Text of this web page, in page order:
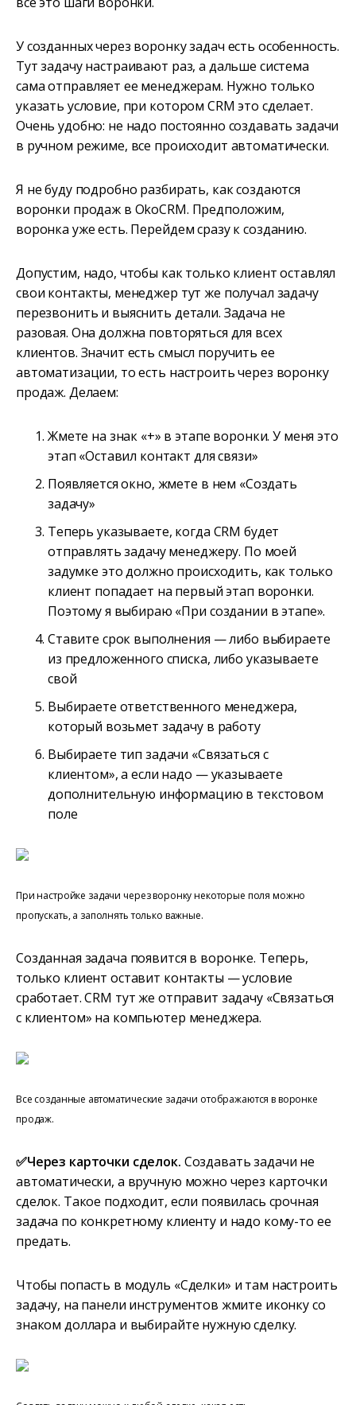
У созданных через воронку задач есть особенность.
Тут задачу настраивают раз, а дальше система
сама отправляет ее менеджерам. Нужно только
указать условие, при котором CRM это сделает.
Очень удобно: не надо постоянно создавать задачи
в ручном режиме, все происходит автоматически.
Я не буду подробно разбирать, как создаются
воронки продаж в OkoCRM. Предположим,
воронка уже есть. Перейдем сразу к созданию.
Допустим, надо, чтобы как только клиент оставлял
свои контакты, менеджер тут же получал задачу
перезвонить и выяснить детали. Задача не
разовая. Она должна повторяться для всех
клиентов. Значит есть смысл поручить ее
автоматизации, то есть настроить через воронку
продаж. Делаем:
Жмете на знак «+» в этапе воронки. У меня это
этап «Оставил контакт для связи»
Появляется окно, жмете в нем «Создать
задачу»
Теперь указываете, когда CRM будет
отправлять задачу менеджеру. По моей
задумке это должно происходить, как только
клиент попадает на первый этап воронки.
Поэтому я выбираю «При создании в этапе».
Ставите срок выполнения — либо выбираете
из предложенного списка, либо указываете
свой
Выбираете ответственного менеджера,
который возьмет задачу в работу
Выбираете тип задачи «Связаться с
клиентом», а если надо — указываете
дополнительную информацию в текстовом
поле
При настройке задачи через воронку некоторые поля можно
пропускать, а заполнять только важные.
Созданная задача появится в воронке. Теперь,
только клиент оставит контакты — условие
сработает. CRM тут же отправит задачу «Связаться
с клиентом» на компьютер менеджера.
Все созданные автоматические задачи отображаются в воронке
продаж.
✅Через карточки сделок. Создавать задачи не
автоматически, а вручную можно через карточки
сделок. Такое подходит, если появилась срочная
задача по конкретному клиенту и надо кому-то ее
предать.
Чтобы попасть в модуль «Сделки» и там настроить
задачу, на панели инструментов жмите иконку со
знаком доллара и выбирайте нужную сделку.